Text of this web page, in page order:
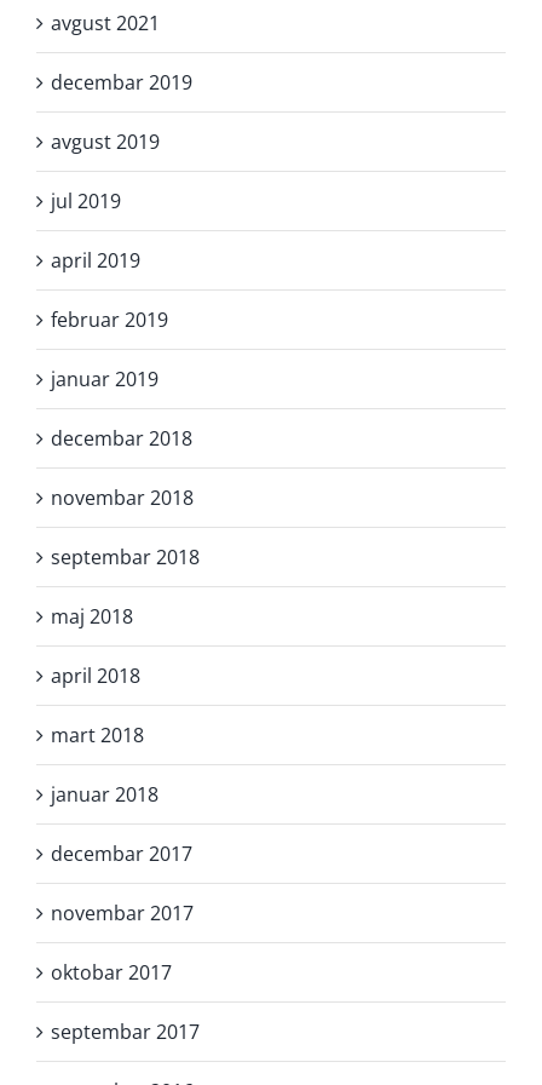
avgust 2021
decembar 2019
avgust 2019
jul 2019
april 2019
februar 2019
januar 2019
decembar 2018
novembar 2018
septembar 2018
maj 2018
april 2018
mart 2018
januar 2018
decembar 2017
novembar 2017
oktobar 2017
septembar 2017